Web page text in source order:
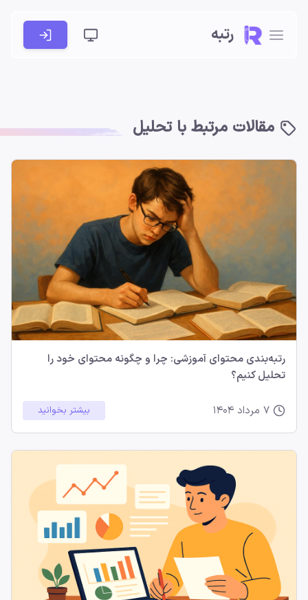
رتبه
مقالات مرتبط با تحلیل
رتبه‌بندی محتوای آموزشی: چرا و چگونه محتوای خود را
تحلیل کنیم؟
بیشتر بخوانید